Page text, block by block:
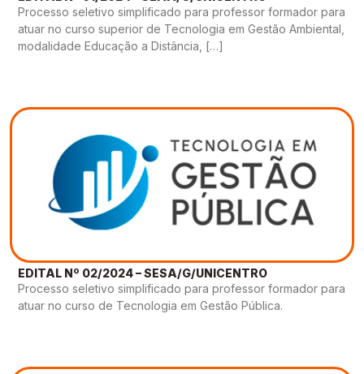
Processo seletivo simplificado para professor formador para
atuar no curso superior de Tecnologia em Gestão Ambiental,
modalidade Educação a Distância, […]
EDITAL Nº 02/2024 – SESA/G/UNICENTRO
Processo seletivo simplificado para professor formador para
atuar no curso de Tecnologia em Gestão Pública.